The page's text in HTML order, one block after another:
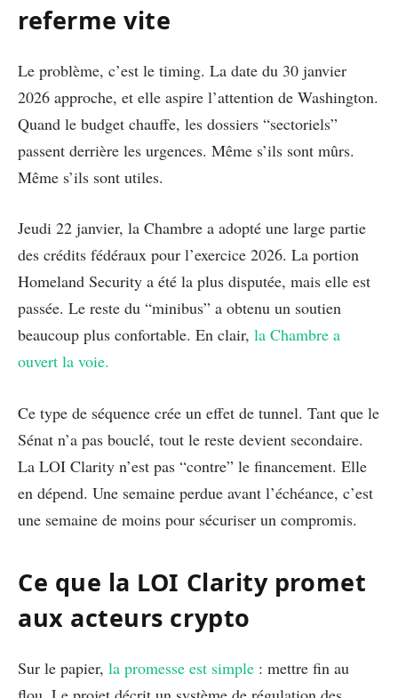
referme vite
Le problème, c’est le timing. La date du 30 janvier
2026 approche, et elle aspire l’attention de Washington.
Quand le budget chauffe, les dossiers “sectoriels”
passent derrière les urgences. Même s’ils sont mûrs.
Même s’ils sont utiles.
Jeudi 22 janvier, la Chambre a adopté une large partie
des crédits fédéraux pour l’exercice 2026. La portion
Homeland Security a été la plus disputée, mais elle est
passée. Le reste du “minibus” a obtenu un soutien
beaucoup plus confortable. En clair, la Chambre a
ouvert la voie.
Ce type de séquence crée un effet de tunnel. Tant que le
Sénat n’a pas bouclé, tout le reste devient secondaire.
La LOI Clarity n’est pas “contre” le financement. Elle
en dépend. Une semaine perdue avant l’échéance, c’est
une semaine de moins pour sécuriser un compromis.
Ce que la LOI Clarity promet
aux acteurs crypto
Sur le papier, la promesse est simple : mettre fin au